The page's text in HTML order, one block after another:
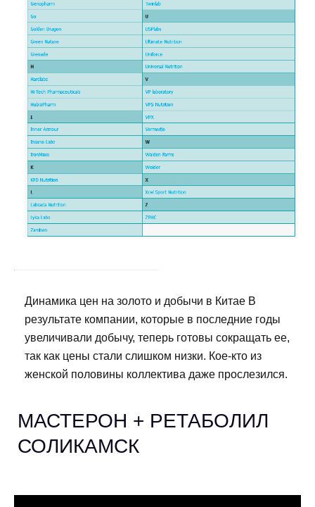
Динамика цен на золото и добычи в Китае В
результате компании, которые в последние годы
увеличивали добычу, теперь готовы сокращать ее,
так как цены стали слишком низки. Кое-кто из
женской половины коллектива даже прослезился.
МАСТЕРОН + РЕТАБОЛИЛ
СОЛИКАМСК